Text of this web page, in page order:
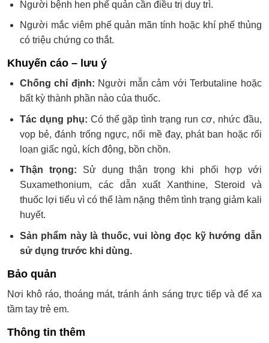
Người bệnh hen phế quản cần điều trị duy trì.
Người mắc viêm phế quản mãn tính hoặc khí phế thủng
có triệu chứng co thắt.
Khuyến cáo – lưu ý
Chống chỉ định: Người mẫn cảm với Terbutaline hoặc
bất kỳ thành phần nào của thuốc.
Tác dụng phụ: Có thể gặp tình trạng run cơ, nhức đầu,
vọp bẻ, đánh trống ngực, nổi mề đay, phát ban hoặc rối
loạn giấc ngủ, kích động, bồn chồn.
Thận trọng: Sử dụng thận trọng khi phối hợp với
Suxamethonium, các dẫn xuất Xanthine, Steroid và
thuốc lợi tiểu vì có thể làm nặng thêm tình trạng giảm kali
huyết.
Sản phẩm này là thuốc, vui lòng đọc kỹ hướng dẫn
sử dụng trước khi dùng.
Bảo quản
Nơi khô ráo, thoáng mát, tránh ánh sáng trực tiếp và để xa
tầm tay trẻ em.
Thông tin thêm